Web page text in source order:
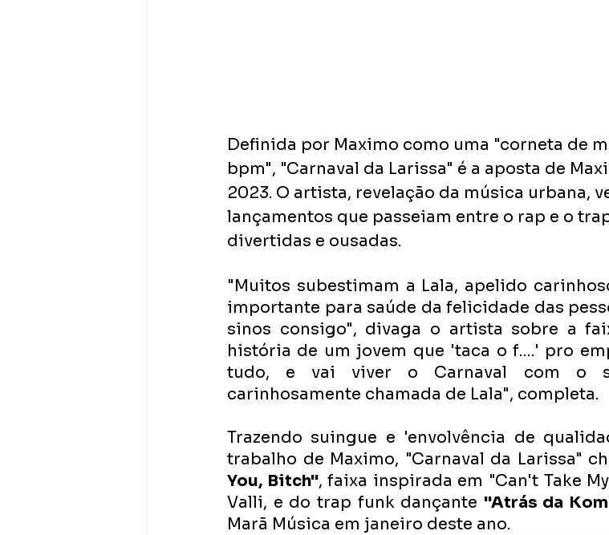
Definida por Maximo como uma "corneta de
bpm", "Carnaval da Larissa" é a aposta de
2023. O artista, revelação da música urbana,
lançamentos que passeiam entre o rap e o
divertidas e ousadas.
"Muitos subestimam a Lala, apelido
importante para saúde da felicidade das
sinos consigo", divaga o artista sobre a
história de um jovem que 'taca o f….' pro
tudo, e vai viver o Carnaval com o
carinhosamente chamada de Lala", completa.
Trazendo suingue e 'envolvência de
trabalho de Maximo, "Carnaval da Larissa"
You, Bitch", faixa inspirada em "Can't Take
Valli, e do trap funk dançante "Atrás da
Marã Música em janeiro deste ano.